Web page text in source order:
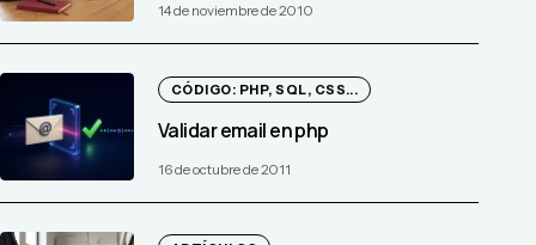
14 de noviembre de 2010
CÓDIGO: PHP, SQL, CSS...
Validar email en php
16 de octubre de 2011